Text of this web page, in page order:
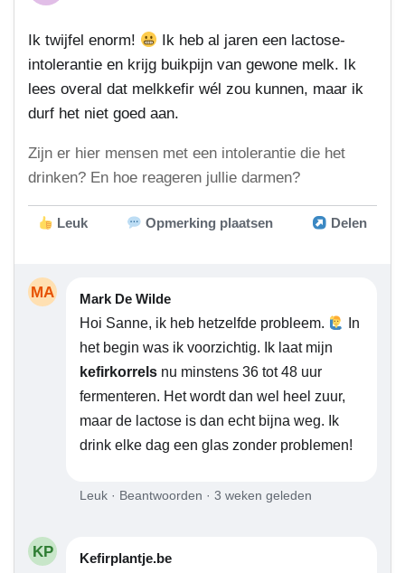
Ik twijfel enorm!
Ik heb al jaren een lactose-
intolerantie en krijg buikpijn van gewone melk. Ik
lees overal dat melkkefir wél zou kunnen, maar ik
durf het niet goed aan.
Zijn er hier mensen met een intolerantie die het
drinken? En hoe reageren jullie darmen?
Leuk Opmerking plaatsen Delen
MA Mark De Wilde
Hoi Sanne, ik heb hetzelfde probleem.
In
het begin was ik voorzichtig. Ik laat mijn
kefirkorrels nu minstens 36 tot 48 uur
fermenteren. Het wordt dan wel heel zuur,
maar de lactose is dan echt bijna weg. Ik
drink elke dag een glas zonder problemen!
Leuk · Beantwoorden · 3 weken geleden
KP Kefirplantje.be